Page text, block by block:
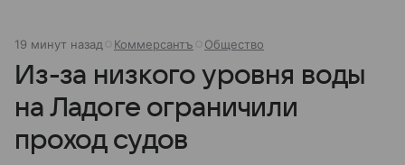
19 минут назад Коммерсантъ Общество
Из-за низкого уровня воды
на Ладоге ограничили
проход судов